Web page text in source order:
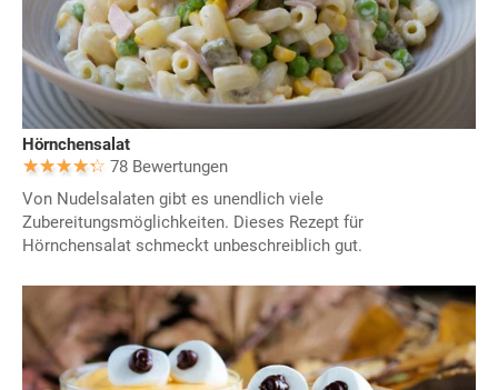
Hörnchensalat
78 Bewertungen
Von Nudelsalaten gibt es unendlich viele
Zubereitungsmöglichkeiten. Dieses Rezept für
Hörnchensalat schmeckt unbeschreiblich gut.